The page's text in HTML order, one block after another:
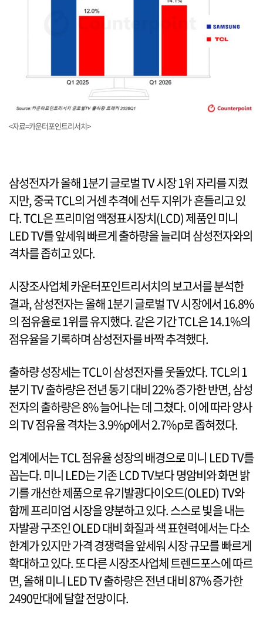
<자료=카운터포인트리서치>
삼성전자가 올해 1분기 글로벌 TV 시장 1위 자리를 지켰
지만, 중국 TCL의 거센 추격에 선두 지위가 흔들리고 있
다. TCL은 프리미엄 액정표시장치(LCD) 제품인 미니
LED TV를 앞세워 빠르게 출하량을 늘리며 삼성전자와의
격차를 좁히고 있다.
시장조사업체 카운터포인트리서치의 보고서를 분석한
결과, 삼성전자는 올해 1분기 글로벌 TV 시장에서 16.8%
의 점유율로 1위를 유지했다. 같은 기간 TCL은 14.1%의
점유율을 기록하며 삼성전자를 바짝 추격했다.
출하량 성장세는 TCL이 삼성전자를 웃돌았다. TCL의 1
분기 TV 출하량은 전년 동기 대비 22% 증가한 반면, 삼성
전자의 출하량은 8% 늘어나는 데 그쳤다. 이에 따라 양사
의 TV 점유율 격차는 3.9%p에서 2.7%p로 좁혀졌다.
업계에서는 TCL 점유율 성장의 배경으로 미니 LED TV를
꼽는다. 미니 LED는 기존 LCD TV보다 명암비와 화면 밝
기를 개선한 제품으로 유기발광다이오드(OLED) TV와
함께 프리미엄 시장을 양분하고 있다. 스스로 빛을 내는
자발광 구조인 OLED 대비 화질과 색 표현력에서는 다소
한계가 있지만 가격 경쟁력을 앞세워 시장 규모를 빠르게
확대하고 있다. 또 다른 시장조사업체 트렌드포스에 따르
면, 올해 미니 LED TV 출하량은 전년 대비 87% 증가한
2490만대에 달할 전망이다.